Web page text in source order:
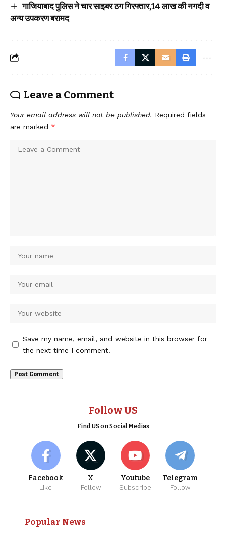
गाजियाबाद पुलिस ने चार साइबर ठग गिरफ्तार,14 लाख की नगदी व
अन्य उपकरण बरामद
Leave a Comment
Your email address will not be published. Required fields
are marked *
Save my name, email, and website in this browser for
the next time I comment.
Follow US
Find US on Social Medias
Facebook
Like
X
Follow
Youtube
Subscribe
Telegram
Follow
Popular News